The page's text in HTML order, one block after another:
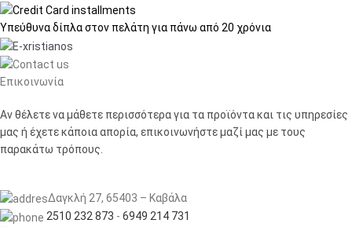
Υπεύθυνα δίπλα στον πελάτη για πάνω από 20 χρόνια
Επικοινωνία
Αν θέλετε να μάθετε περισσότερα για τα προϊόντα και τις υπηρεσίες
μας ή έχετε κάποια απορία, επικοινωνήστε μαζί μας με τους
παρακάτω τρόπους.
Δαγκλή 27, 65403 – Καβάλα
2510 232 873 - 6949 214 731